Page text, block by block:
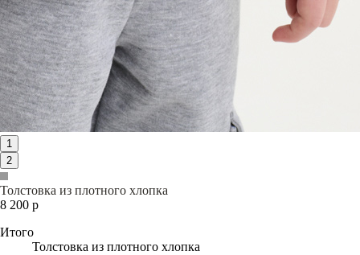
1
2
Толстовка из плотного хлопка
8 200 р
Итого
Толстовка из плотного хлопка